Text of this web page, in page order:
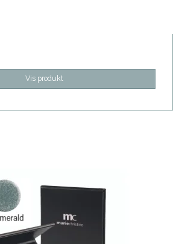
Vis produkt